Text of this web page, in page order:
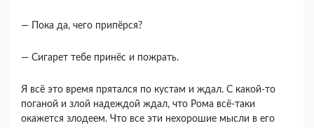
― Пока да, чего припёрся?
― Сигарет тебе принёс и пожрать.
Я всё это время прятался по кустам и ждал. С какой-то
поганой и злой надеждой ждал, что Рома всё-таки
окажется злодеем. Что все эти нехорошие мысли в его